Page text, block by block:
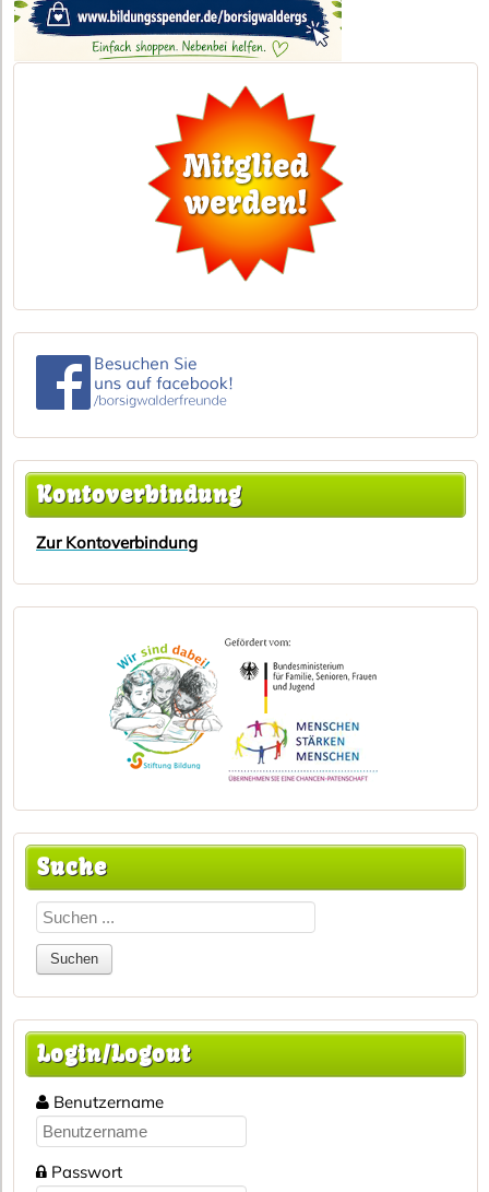
Kontoverbindung
Zur Kontoverbindung
Suche
Login/Logout
Benutzername
Passwort